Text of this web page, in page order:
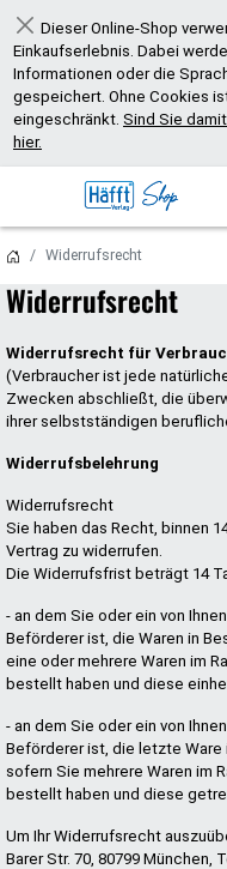
Schließen
Dieser Online-Shop
Einkaufserlebnis. Dabei
Informationen oder die
gespeichert. Ohne Cookies
eingeschränkt. Sind Sie
hier.
Widerrufsrecht
Widerrufsrecht
Widerrufsrecht für
(Verbraucher ist jede
Zwecken abschließt, die
ihrer selbstständigen
Widerrufsbelehrung
Widerrufsrecht
Sie haben das Recht, binnen
Vertrag zu widerrufen.
Die Widerrufsfrist beträgt 14
- an dem Sie oder ein von
Beförderer ist, die Waren in
eine oder mehrere Waren im
bestellt haben und diese
- an dem Sie oder ein von
Beförderer ist, die letzte Ware
sofern Sie mehrere Waren im
bestellt haben und diese
Um Ihr Widerrufsrecht
Barer Str. 70, 80799 München,